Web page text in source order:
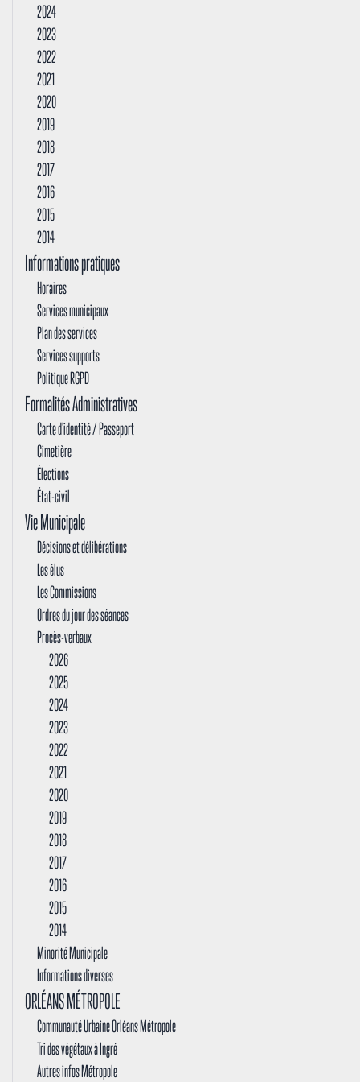
2024
2023
2022
2021
2020
2019
2018
2017
2016
2015
2014
Informations pratiques
Horaires
Services municipaux
Plan des services
Services supports
Politique RGPD
Formalités Administratives
Carte d'identité / Passeport
Cimetière
Élections
État-civil
Vie Municipale
Décisions et délibérations
Les élus
Les Commissions
Ordres du jour des séances
Procès-verbaux
2026
2025
2024
2023
2022
2021
2020
2019
2018
2017
2016
2015
2014
Minorité Municipale
Informations diverses
ORLÉANS MÉTROPOLE
Communauté Urbaine Orléans Métropole
Tri des végétaux à Ingré
Autres infos Métropole